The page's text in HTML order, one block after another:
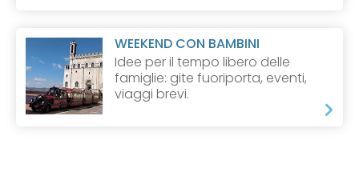
WEEKEND CON BAMBINI
Idee per il tempo libero delle
famiglie: gite fuoriporta, eventi,
viaggi brevi.